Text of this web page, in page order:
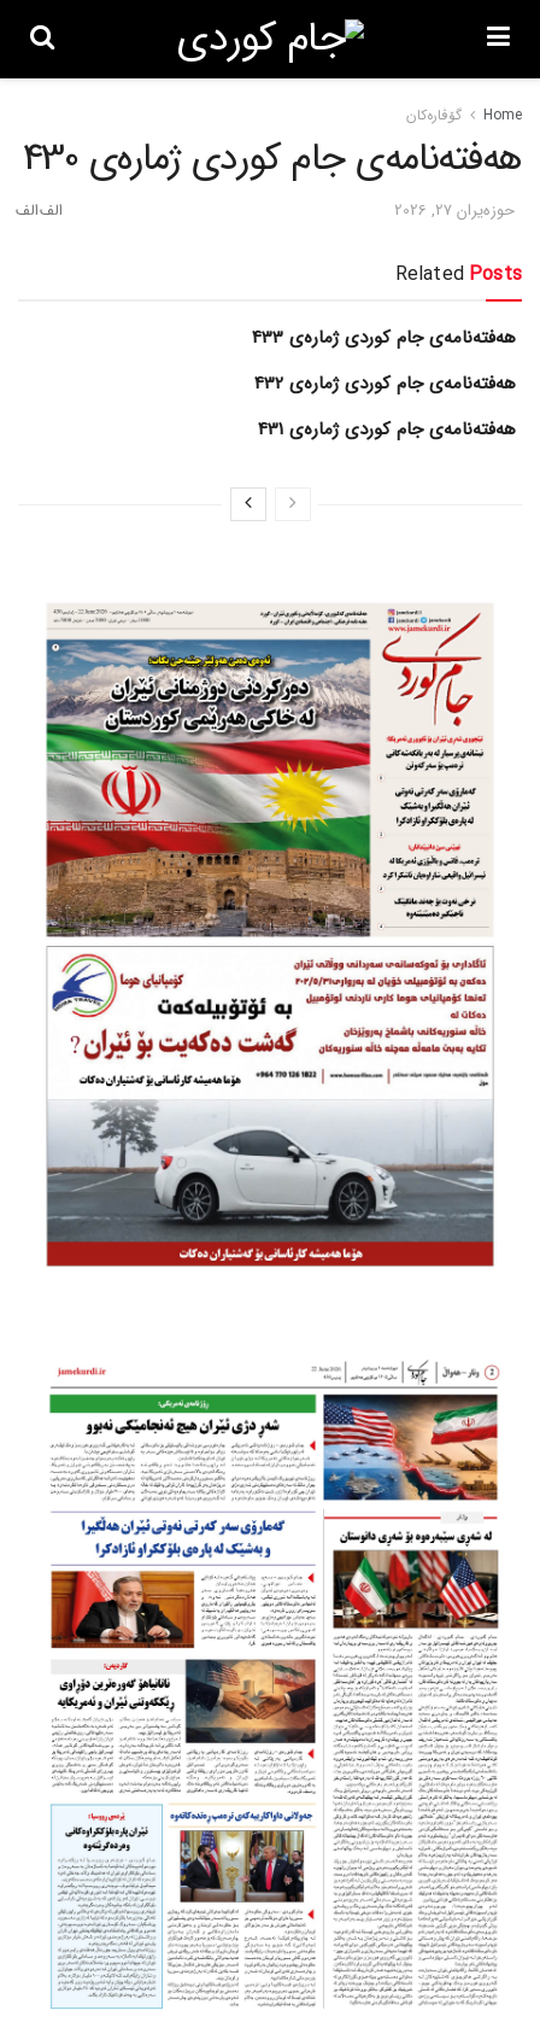
Home گۆڤاره‌کان
هەفتەنامەی جام کوردی ژمارەی 430
حوزه‌یران 27, 2026
Related Posts
هەفتەنامەی جام کوردی ژمارەی 433
هەفتەنامەی جام کوردی ژمارەی 432
هەفتەنامەی جام کوردی ژمارەی 431